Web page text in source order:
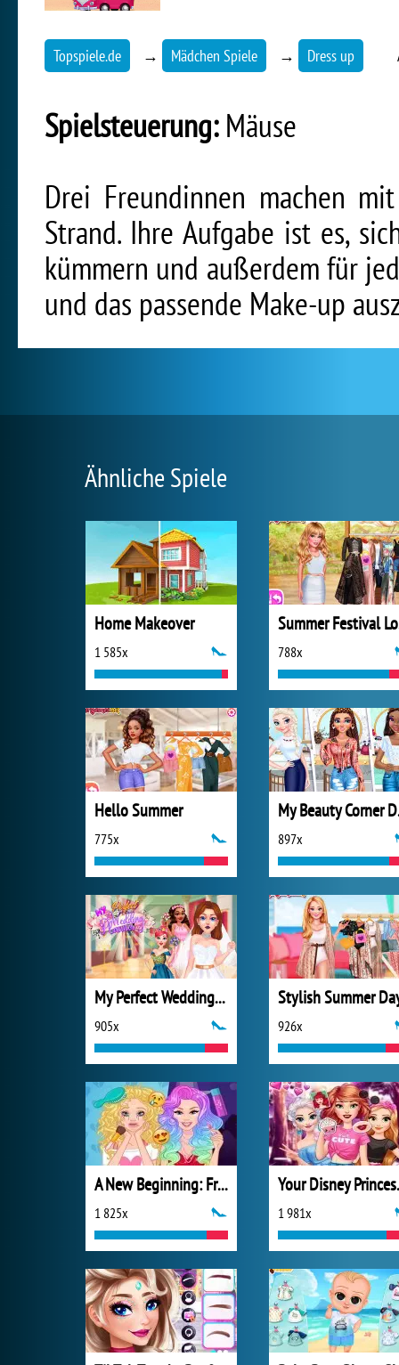
Topspiele.de → Mädchen Spiele → Dress up
Spielsteuerung:Mäuse
Drei Freundinnen machen
Strand. Ihre Aufgabe ist es,
kümmern und außerdem für
und das passende Make-up
Ähnliche Spiele
Home Makeover
1 585x 788x
Hello Summer
775x
My
897x
My Perfect Wedding Planner
905x
Stylish Summer
926x
A New Beginning: From Sad To Fab
1 825x 1 981x